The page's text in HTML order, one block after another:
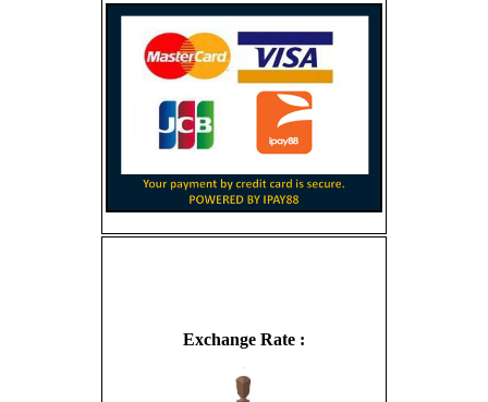
Exchange Rate :